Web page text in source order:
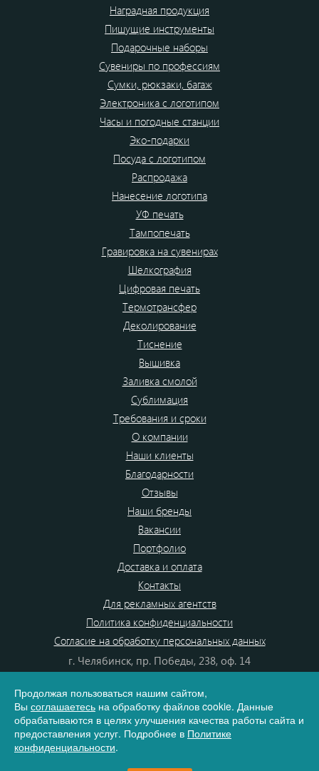
Наградная продукция
Пишущие инструменты
Подарочные наборы
Сувениры по профессиям
Сумки, рюкзаки, багаж
Электроника с логотипом
Часы и погодные станции
Эко-подарки
Посуда с логотипом
Распродажа
Нанесение логотипа
УФ печать
Тампопечать
Гравировка на сувенирах
Шелкография
Цифровая печать
Термотрансфер
Деколирование
Тиснение
Вышивка
Заливка смолой
Сублимация
Требования и сроки
О компании
Наши клиенты
Благодарности
Отзывы
Наши бренды
Вакансии
Портфолио
Доставка и оплата
Контакты
Для рекламных агентств
Политика конфиденциальности
Согласие на обработку персональных данных
г. Челябинск, пр. Победы, 238, оф. 14
8 (800) 555-80-87
e-mail:info@dono.su
Продолжая пользоваться нашим сайтом,
Вы соглашаетесь на обработку файлов cookie. Данные
обрабатываются в целях улучшения качества работы сайта и
предоставления услуг. Подробнее в Политике
конфиденциальности.